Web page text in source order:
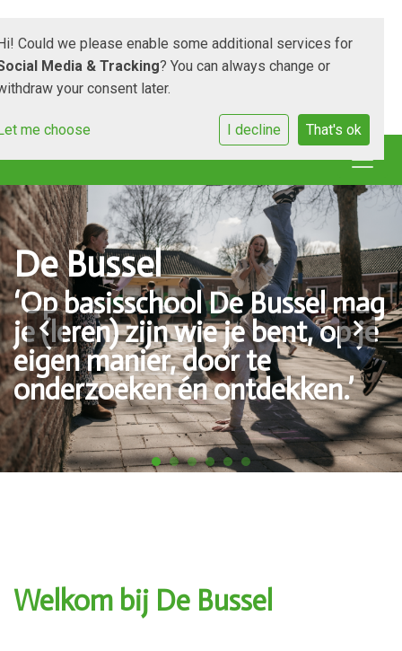
De Bussel
‘Op basisschool De Bussel mag
je (leren) zijn wie je bent, op je
eigen manier, door te
onderzoeken én ontdekken.’
Welkom bij De Bussel
Could we please enable some additional services for
Media & Tracking? You can always change or
your consent later.
me choose I decline That's ok